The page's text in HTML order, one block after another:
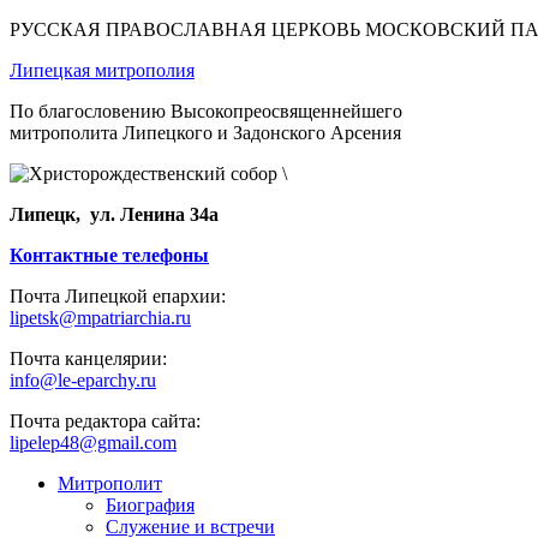
РУССКАЯ ПРАВОСЛАВНАЯ ЦЕРКОВЬ МОСКОВСКИЙ
Липецкая митрополия
По благословению Высокопреосвященнейшего
митрополита Липецкого и Задонского Арсения
Липецк, ул. Ленина 34а
Контактные телефоны
Почта Липецкой епархии:
lipetsk@mpatriarchia.ru
Почта канцелярии:
info@le-eparchy.ru
Почта редактора сайта:
lipelep48@gmail.com
Митрополит
Биография
Служение и встречи